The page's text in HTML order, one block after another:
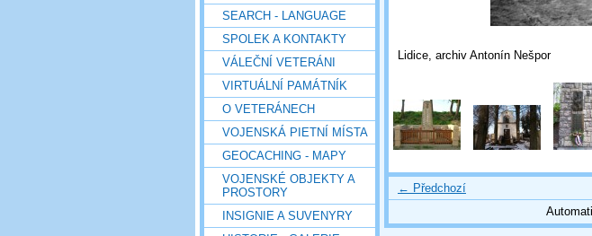
SEARCH - LANGUAGE
SPOLEK A KONTAKTY
VÁLEČNÍ VETERÁNI
VIRTUÁLNÍ PAMÁTNÍK
O VETERÁNECH
VOJENSKÁ PIETNÍ MÍSTA
GEOCACHING - MAPY
VOJENSKÉ OBJEKTY A
PROSTORY
INSIGNIE A SUVENYRY
Lidice, archiv Antonín Nešpor
← Předchozí